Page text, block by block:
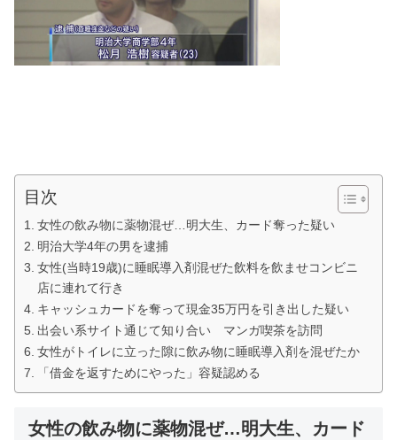
目次
女性の飲み物に薬物混ぜ…明大生、カード奪った疑い
明治大学4年の男を逮捕
女性(当時19歳)に睡眠導入剤混ぜた飲料を飲ませコンビニ
店に連れて行き
キャッシュカードを奪って現金35万円を引き出した疑い
出会い系サイト通じて知り合い マンガ喫茶を訪問
女性がトイレに立った隙に飲み物に睡眠導入剤を混ぜたか
「借金を返すためにやった」容疑認める
女性の飲み物に薬物混ぜ…明大生、カード